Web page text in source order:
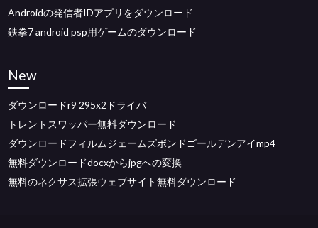
Androidの発信者IDアプリをダウンロード
鉄拳7 android psp用ゲームのダウンロード
New
ダウンロードr9 295x2ドライバ
トレントスワッパー無料ダウンロード
ダウンロードフィルムジェームズボンドゴールデンアイmp4
無料ダウンロードdocxからjpgへの変換
無料のネクサス拡張ウェブサイト無料ダウンロード